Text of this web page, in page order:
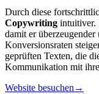
Durch diese
Copywriting intuitiver.
damit er
Konversionsraten
geprüften Texten, die
Kommunikation mit
Website besuchen →